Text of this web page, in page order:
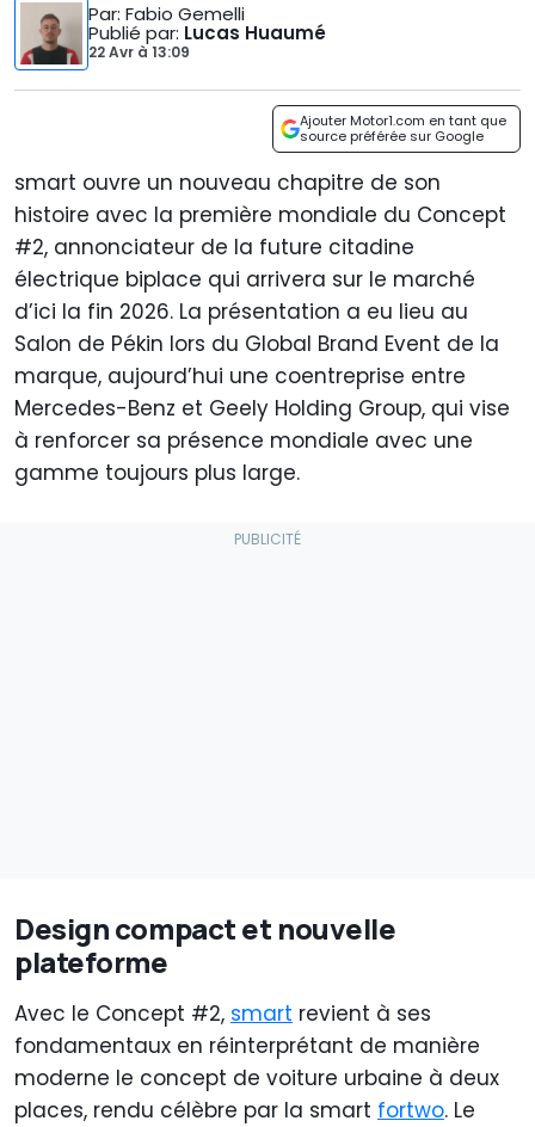
Par: Fabio Gemelli
Publié par: Lucas Huaumé
22 Avr à 13:09
Ajouter Motor1.com en tant que
source préférée sur Google
smart ouvre un nouveau chapitre de son
histoire avec la première mondiale du Concept
#2, annonciateur de la future citadine
électrique biplace qui arrivera sur le marché
d’ici la fin 2026. La présentation a eu lieu au
Salon de Pékin lors du Global Brand Event de la
marque, aujourd’hui une coentreprise entre
Mercedes-Benz et Geely Holding Group, qui vise
à renforcer sa présence mondiale avec une
gamme toujours plus large.
Design compact et nouvelle
plateforme
Avec le Concept #2, smart revient à ses
fondamentaux en réinterprétant de manière
moderne le concept de voiture urbaine à deux
places, rendu célèbre par la smart fortwo. Le